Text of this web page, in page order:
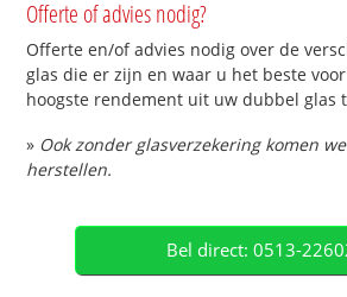
Offerte of advies nodig?
Offerte en/of advies nodig over de
glas die er zijn en waar u het beste
hoogste rendement uit uw dubbel glas
» Ook zonder glasverzekering komen
herstellen.
Bel direct: 0513-